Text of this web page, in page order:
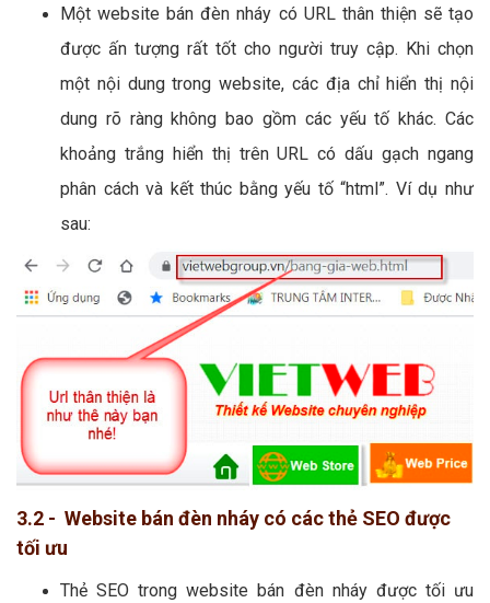
Một website bán đèn nháy có URL thân thiện sẽ tạo
được ấn tượng rất tốt cho người truy cập. Khi chọn
một nội dung trong website, các địa chỉ hiển thị nội
dung rõ ràng không bao gồm các yếu tố khác. Các
khoảng trắng hiển thị trên URL có dấu gạch ngang
phân cách và kết thúc bằng yếu tố “html”. Ví dụ như
sau:
3.2 - Website bán đèn nháy có các thẻ SEO được
tối ưu
Thẻ SEO trong website bán đèn nháy được tối ưu